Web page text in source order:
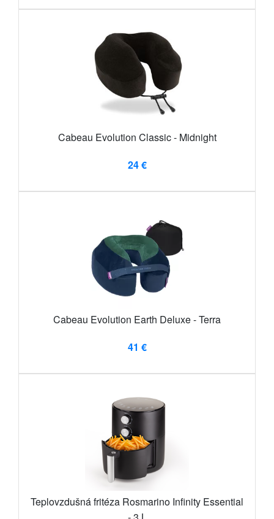
Cabeau Evolution Classic - Midnight
24 €
Cabeau Evolution Earth Deluxe - Terra
41 €
Teplovzdušná fritéza Rosmarino Infinity Essential